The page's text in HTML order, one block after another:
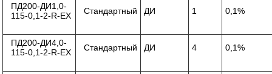
ПД200-ДИ1,0-
115-0,1-2-R-ЕХ
Стандартный ДИ 1 0,1%
ПД200-ДИ4,0-
115-0,1-2-R-ЕХ
Стандартный ДИ 4 0,1%